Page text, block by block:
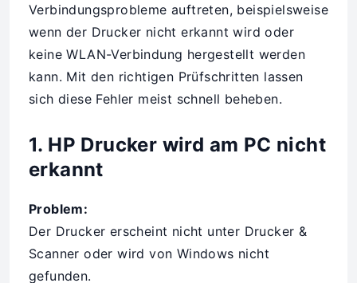
Verbindungsprobleme auftreten, beispielsweise
wenn der Drucker nicht erkannt wird oder
keine WLAN-Verbindung hergestellt werden
kann. Mit den richtigen Prüfschritten lassen
sich diese Fehler meist schnell beheben.
1. HP Drucker wird am PC nicht
erkannt
Problem:
Der Drucker erscheint nicht unter Drucker &
Scanner oder wird von Windows nicht
gefunden.